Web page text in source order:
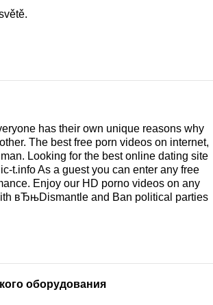
has their own unique reasons why
The best free porn videos on internet,
Looking for the best online dating site
t.info As a guest you can enter any free
Enjoy our HD porno videos on any
вЂњDismantle and Ban political parties
оборудования